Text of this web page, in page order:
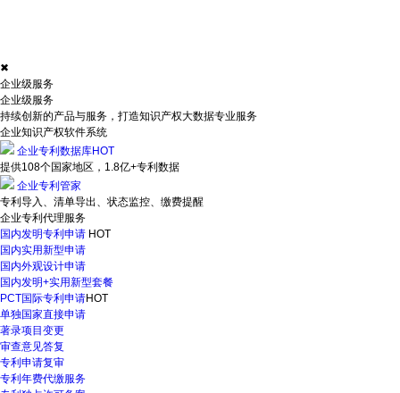
✖
企业级服务
企业级服务
持续创新的产品与服务，打造知识产权大数据专业服务
企业知识产权软件系统
企业专利数据库HOT
提供108个国家地区，1.8亿+专利数据
企业专利管家
专利导入、清单导出、状态监控、缴费提醒
企业专利代理服务
国内发明专利申请 HOT
国内实用新型申请
国内外观设计申请
国内发明+实用新型套餐
PCT国际专利申请HOT
单独国家直接申请
著录项目变更
审查意见答复
专利申请复审
专利年费代缴服务